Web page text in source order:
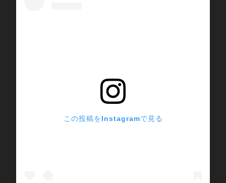
この投稿をInstagramで見る